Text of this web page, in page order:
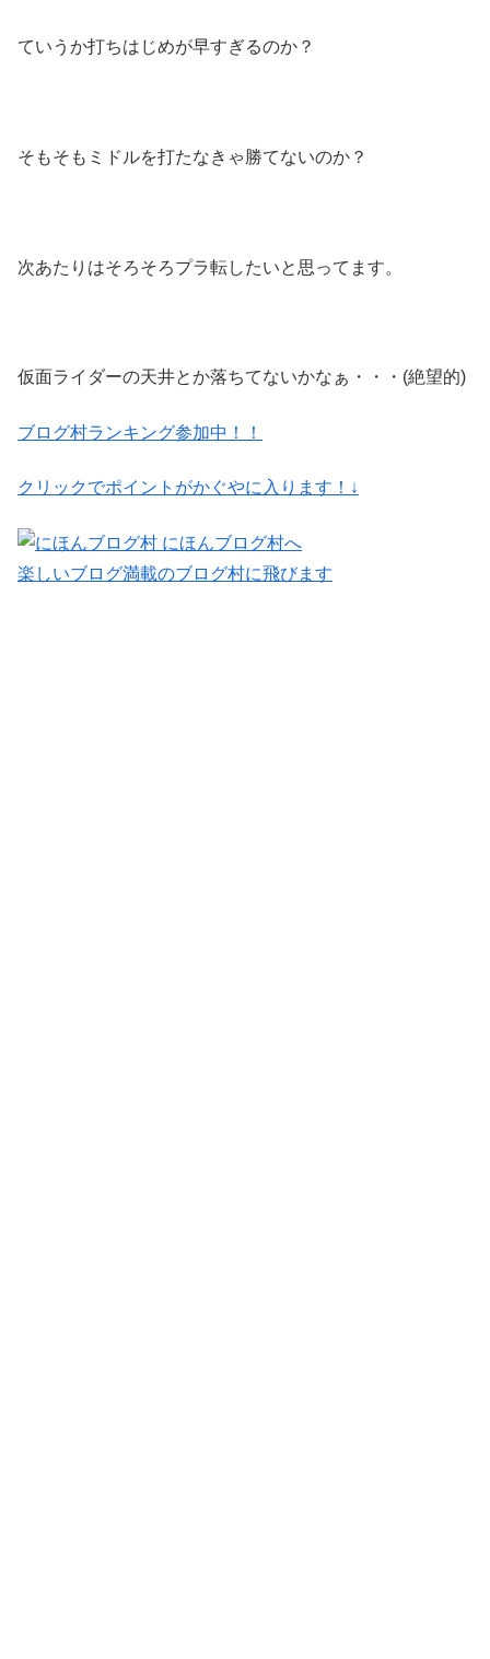
ていうか打ちはじめが早すぎるのか？
そもそもミドルを打たなきゃ勝てないのか？
次あたりはそろそろプラ転したいと思ってます。
仮面ライダーの天井とか落ちてないかなぁ・・・(絶望的)
ブログ村ランキング参加中！！
クリックでポイントがかぐやに入ります！↓
楽しいブログ満載のブログ村に飛びます